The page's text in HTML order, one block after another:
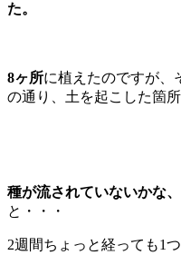
た。
8ヶ所に植えたのですが、
の通り、土を起こした箇
種が流されていないかな、
と・・・
2週間ちょっと経っても1